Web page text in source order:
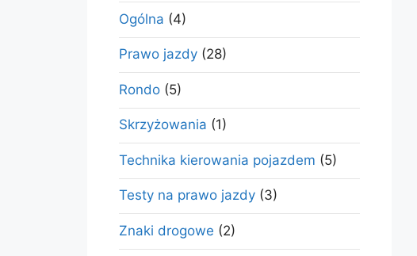
Ogólna (4)
Prawo jazdy (28)
Rondo (5)
Skrzyżowania (1)
Technika kierowania pojazdem (5)
Testy na prawo jazdy (3)
Znaki drogowe (2)